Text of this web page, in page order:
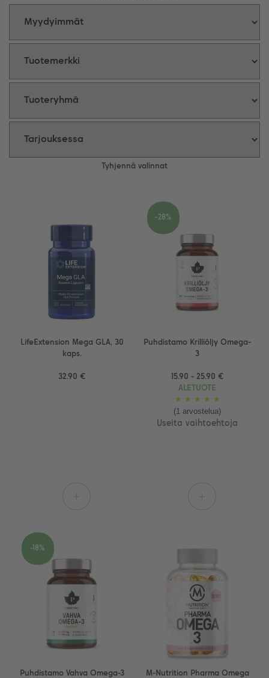
Tyhjennä valinnat
LifeExtension Mega GLA, 30
kaps.
32.90 €
Puhdistamo Krilliöljy Omega-
3
15.90 - 25.90 €
ALETUOTE
★ ★ ★ ★ ★
(1 arvostelua)
Useita vaihtoehtoja
-28%
Puhdistamo Vahva Omega-3
-18%
M-Nutrition Pharma Omega